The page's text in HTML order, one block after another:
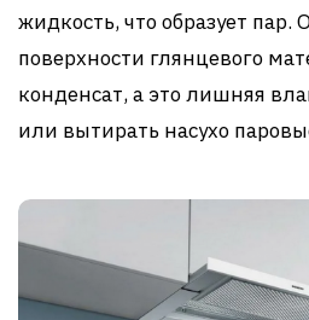
жидкость, что образует пар.
поверхности глянцевого
конденсат, а это лишняя
или вытирать насухо